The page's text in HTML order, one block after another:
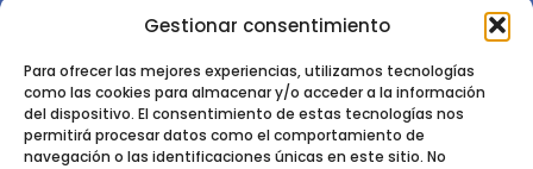
Gestionar consentimiento
Para ofrecer las mejores experiencias, utilizamos tecnologías
como las cookies para almacenar y/o acceder a la información
del dispositivo. El consentimiento de estas tecnologías nos
permitirá procesar datos como el comportamiento de
navegación o las identificaciones únicas en este sitio. No
Ctra. de la Coruña km 7,5 - 28040 Madrid